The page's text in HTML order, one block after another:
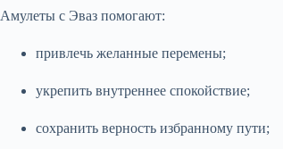
Амулеты с Эваз помогают:
привлечь желанные перемены;
укрепить внутреннее спокойствие;
сохранить верность избранному пути;